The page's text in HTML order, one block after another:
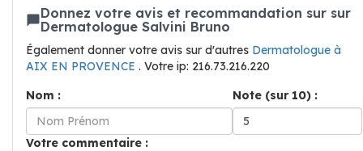
Donnez votre avis et recommandation sur sur
Dermatologue Salvini Bruno
Également donner votre avis sur d'autres Dermatologue à
AIX EN PROVENCE . Votre ip: 216.73.216.220
Nom :
Note (sur 10) :
Votre commentaire :